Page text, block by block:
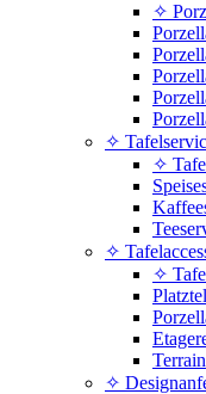
✧
✧
✧
✧
✧
Terrain
✧